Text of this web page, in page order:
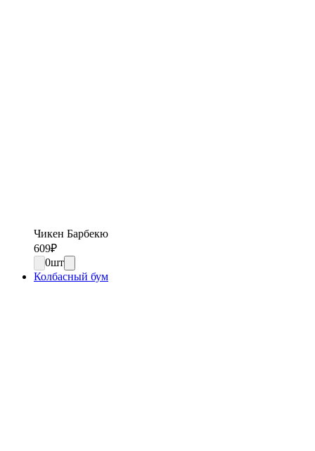
Чикен Барбекю
609₽
0шт
Колбасный бум